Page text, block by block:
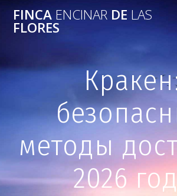
FINCAENCINAR DE LAS
FLORES
методы
2026